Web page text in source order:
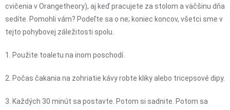
cvičenia v Orangetheory), aj keď pracujete za stolom a väčšinu dňa
sedíte. Pomohli vám? Podeľte sa o ne; koniec koncov, všetci sme v
tejto pohybovej záležitosti spolu.
1. Použite toaletu na inom poschodí.
2. Počas čakania na zohriatie kávy robte kliky alebo tricepsové dipy.
3. Každých 30 minút sa postavte. Potom si sadnite. Potom sa